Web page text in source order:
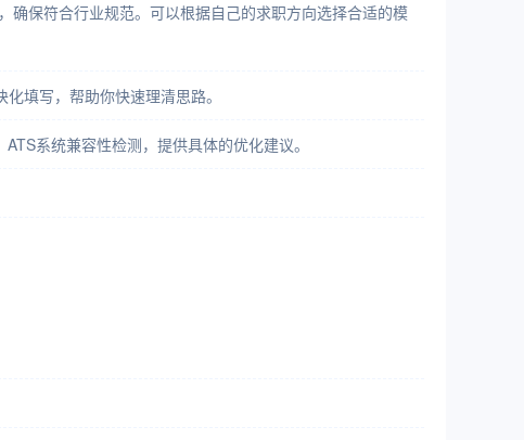
保符合行业规范。可以根据自己的求职方向选择合适的模
填写，帮助你快速理清思路。
系统兼容性检测，提供具体的优化建议。